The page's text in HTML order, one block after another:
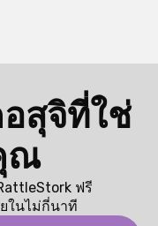
สุจิที่ใช่
ณ
ฟรี
ในไม่กี่นาที